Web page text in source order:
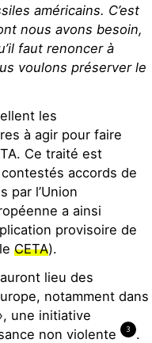
américains. C’est
nous avons besoin,
faut renoncer à
voulons préserver le
les
à agir pour faire
Ce traité est
accords de
par l’Union
a ainsi
provisoire de
CETA).
lieu des
notamment dans
une initiative
non violente
3 .